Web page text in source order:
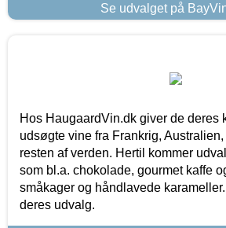
Se udvalget på
Hos HaugaardVin.dk giver de deres
udsøgte vine fra Frankrig,
resten af verden. Hertil kommer
som bl.a. chokolade, gourmet kaffe
småkager og håndlavede
deres udvalg.